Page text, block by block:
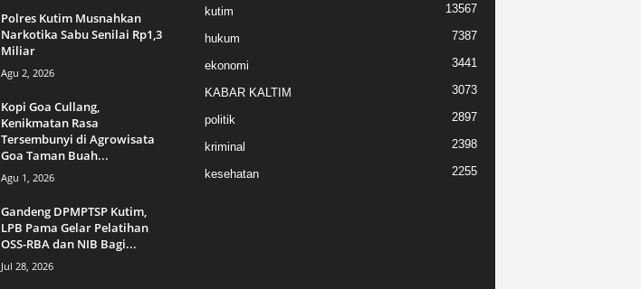
Polres Kutim Musnahkan
Narkotika Sabu Senilai Rp1,3
Miliar
Agu 2, 2026
Kopi Goa Cullang,
Kenikmatan Rasa
Tersembunyi di Agrowisata
Goa Taman Buah...
Agu 1, 2026
Gandeng DPMPTSP Kutim,
LPB Pama Gelar Pelatihan
OSS-RBA dan NIB Bagi...
Jul 28, 2026
kutim 13567
hukum 7387
ekonomi 3441
KABAR KALTIM 3073
politik 2897
kriminal 2398
kesehatan 2255